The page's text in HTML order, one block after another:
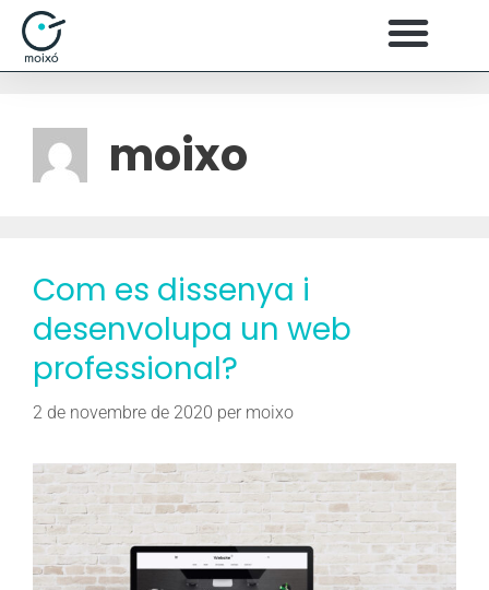
moixo
Com es dissenya i
desenvolupa un web
professional?
2 de novembre de 2020 per moixo